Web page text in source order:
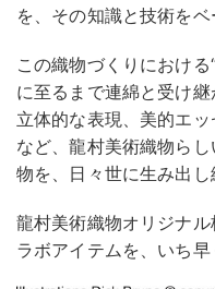
を、その知識と技術をベ
この織物づくりにおけ
に至るまで連綿と受け継
立体的な表現、美的エ
など、龍村美術織物ら
物を、日々世に生み出し
龍村美術織物オリジナ
ラボアイテムを、いち早